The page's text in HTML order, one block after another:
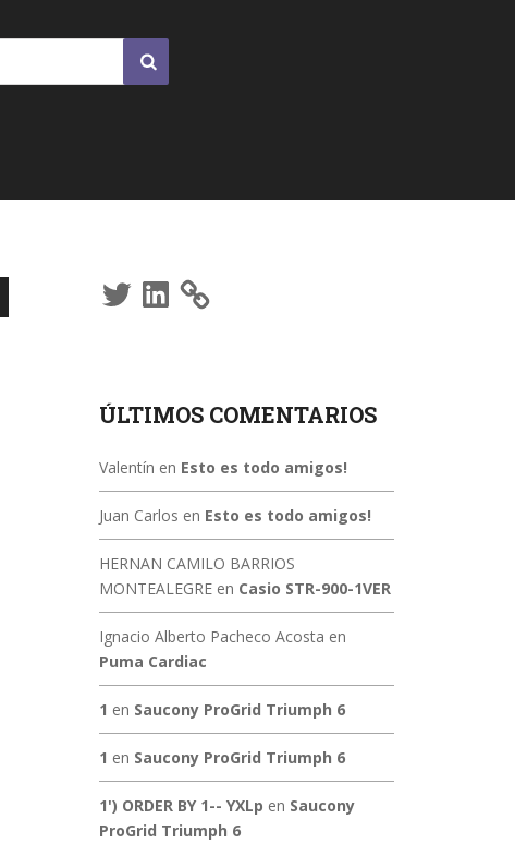
TwitterLinkedIn
ÚLTIMOS COMENTARIOS
Valentín en Esto es todo amigos!
Juan Carlos en Esto es todo amigos!
HERNAN CAMILO BARRIOS
MONTEALEGREen Casio STR-900-1VER
Ignacio Alberto Pacheco Acosta en
Puma Cardiac
1 en Saucony ProGrid Triumph 6
1 en Saucony ProGrid Triumph 6
1') ORDER BY 1-- YXLp en Saucony
ProGrid Triumph 6